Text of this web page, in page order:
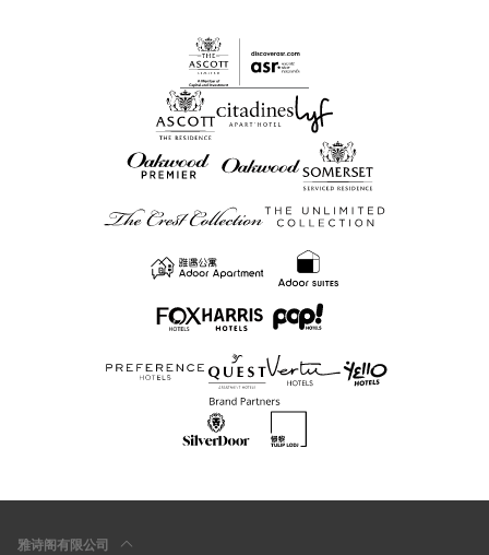
雅诗阁有限公司